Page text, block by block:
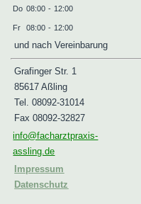
Do 08:00 - 12:00
Fr 08:00 - 12:00
und nach Vereinbarung
Grafinger Str. 1
85617 Aßling
Tel. 08092-31014
Fax 08092-32827
info@facharztpraxis-
assling.de
Impressum
Datenschutz